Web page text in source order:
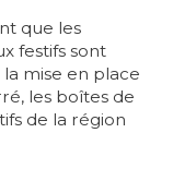
que les
festifs sont
mise en place
les boîtes de
de la région